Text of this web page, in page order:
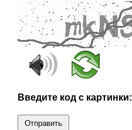
Введите код с картинки:
Отправить